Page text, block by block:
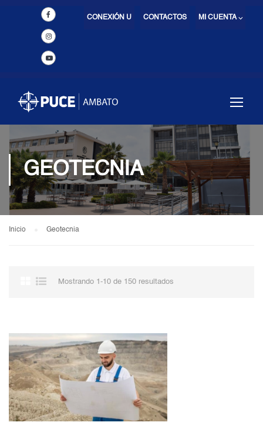
MI CUENTA ⌵
CONTACTOS
CONEXIÓN U
GEOTECNIA
Inicio Geotecnia
Mostrando 1-10 de 150 resultados